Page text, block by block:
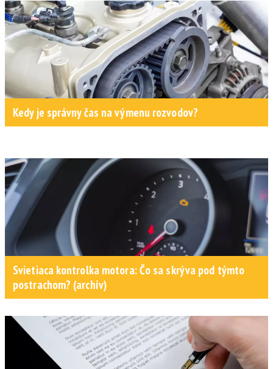
Kedy je správny čas na výmenu rozvodov?
Svietiaca kontrolka motora: Čo sa skrýva pod týmto
postrachom? (archív)